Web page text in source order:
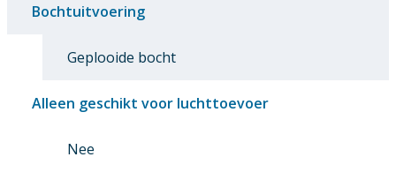
Bochtuitvoering
Geplooide bocht
Alleen geschikt voor luchttoevoer
Nee